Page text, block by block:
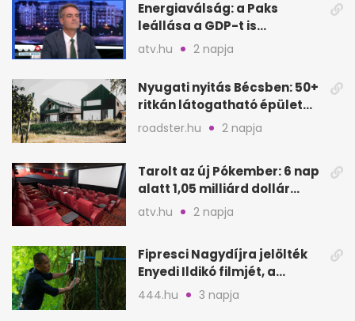
Energiaválság: a Paks
leállása a GDP-t is
megütheti, int az
atv.hu 2 napja
Nyugati nyitás Bécsben: 50+
ritkán látogatható épület
nyílik meg
roadster.hu 2 napja
Tarolt az új Pókember: 6 nap
alatt 1,05 milliárd dollár
bevétel
atv.hu 2 napja
Fipresci Nagydíjra jelölték
Enyedi Ildikó filmjét, a
Csendes barátot
444.hu 3 napja